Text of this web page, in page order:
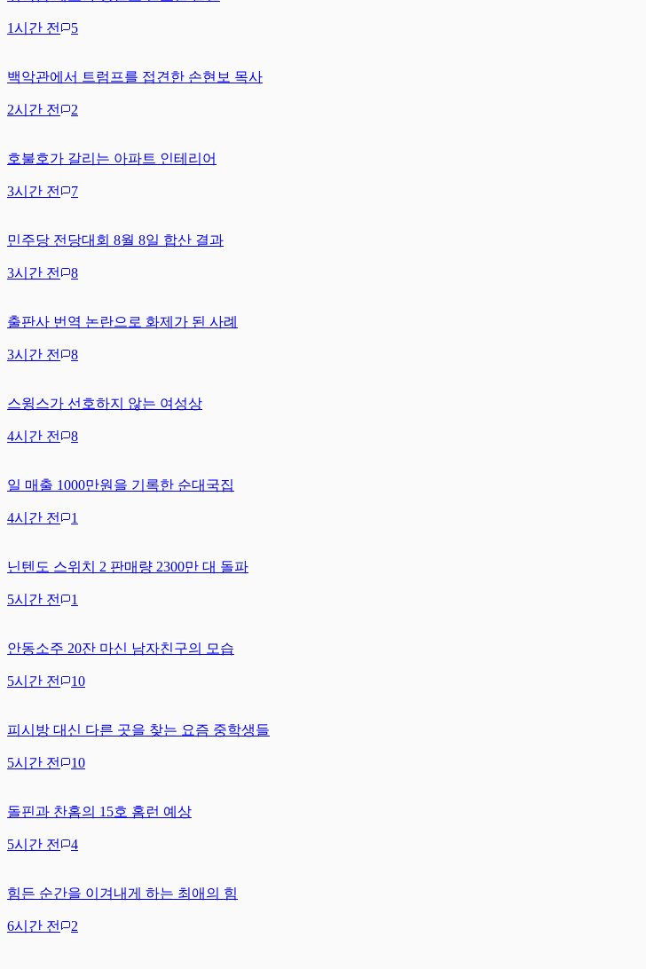
1시간 전 5
백악관에서 트럼프를 접견한 손현보 목사
2시간 전 2
호불호가 갈리는 아파트 인테리어
3시간 전 7
민주당 전당대회 8월 8일 합산 결과
3시간 전 8
출판사 번역 논란으로 화제가 된 사례
3시간 전 8
스윙스가 선호하지 않는 여성상
4시간 전 8
일 매출 1000만원을 기록한 순대국집
4시간 전 1
닌텐도 스위치 2 판매량 2300만 대 돌파
5시간 전 1
안동소주 20잔 마신 남자친구의 모습
5시간 전 10
피시방 대신 다른 곳을 찾는 요즘 중학생들
5시간 전 10
돌핀과 찬홈의 15호 홈런 예상
5시간 전 4
힘든 순간을 이겨내게 하는 최애의 힘
6시간 전 2